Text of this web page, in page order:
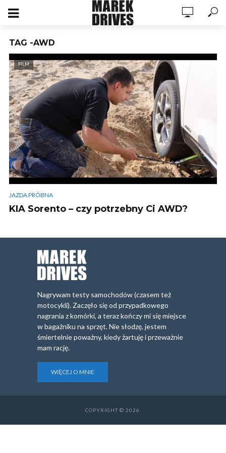
TAG -AWD
FILM
JAZDA PRÓBNA
KIA Sorento – czy potrzebny Ci AWD?
Nagrywam testy samochodów (czasem też
motocykli). Zaczęło się od przypadkowego
nagrania z komórki, a teraz kończy mi się miejsce
w bagażniku na sprzęt. Nie słodzę, jestem
śmiertelnie poważny, kiedy żartuję i przeważnie
mam rację.
WIĘCEJ O MNIE
COPYRIGHT © 2026.